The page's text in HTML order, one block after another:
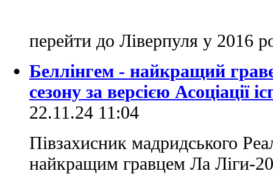
перейти до Ліверпуля у 2016
Беллінгем - найкращий
сезону за версією Асоціації
22.11.24 11:04
Півзахисник мадридського
найкращим гравцем Ла Ліги-